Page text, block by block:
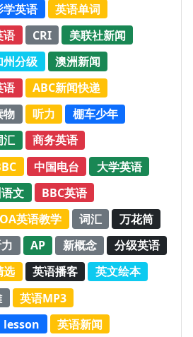
学英语
英语单词
语 CRI
美联社新闻
州分级
澳洲新闻
语
ABC新闻快递
物 听力
棚车少年
汇
商务英语
中国电台
大学英语
文
BBC英语
英语教学 词汇
万花筒
AP 新概念
分级英语
选 英语播客
英文绘本
英语MP3
lesson
英语新闻